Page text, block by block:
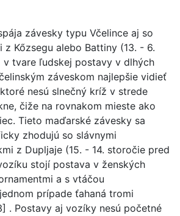
závesky typu Včelince aj so
z Kőzsegu alebo Battiny (13. - 6.
v tvare ľudskej postavy v dlhých
záveskom najlepšie vidieť
nesú slnečný kríž v strede
čiže na rovnakom mieste ako
Tieto maďarské závesky sa
zhodujú so slávnymi
z Dupljaje (15. - 14. storočie pred
stojí postava v ženských
a s vtáčou
prípade ťahaná tromi
. Postavy aj vozíky nesú početné